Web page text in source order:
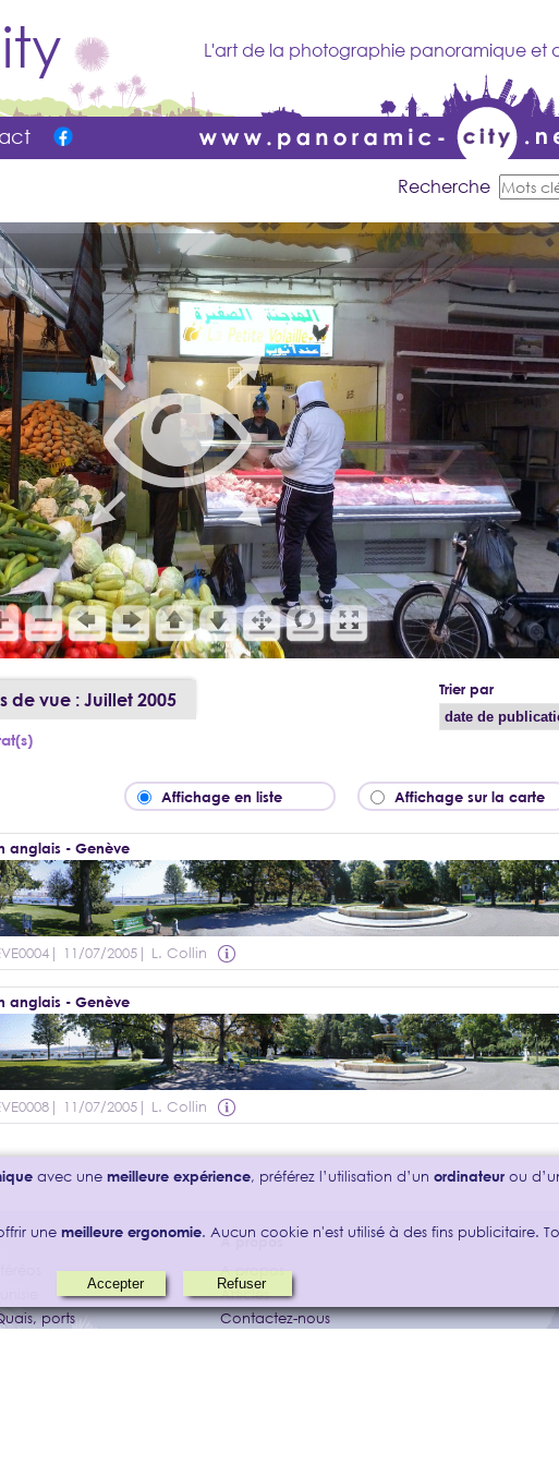
L'art de la photographie panoramique et
Recherche
de vue : Juillet 2005 Trier par
Affichage en liste Affichage sur la carte
anglais - Genève
| 11/07/2005 | L. Collin
anglais - Genève
| 11/07/2005 | L. Collin
ports
A propos
A propos
Articles
Contactez-nous
avec une meilleure expérience, préférez l’utilisation d’un ordinateur ou
une meilleure ergonomie. Aucun cookie n'est utilisé à des fins publicitaire.